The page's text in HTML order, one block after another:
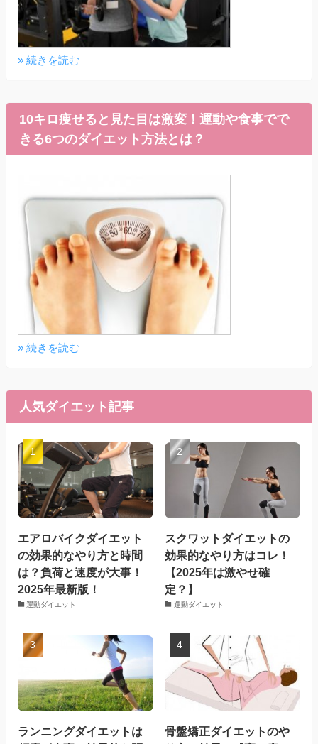
» 続きを読む
10キロ痩せると見た目は激変！運動や食事でで
きる6つのダイエット方法とは？
» 続きを読む
人気ダイエット記事
エアロバイクダイエット
の効果的なやり方と時間
は？負荷と速度が大事！
2025年最新版！
運動ダイエット
スクワットダイエットの
効果的なやり方はコレ！
【2025年は激やせ確
定？】
運動ダイエット
ランニングダイエットは
骨盤矯正ダイエットのや